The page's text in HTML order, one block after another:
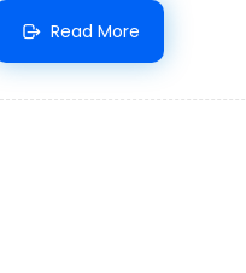
Read More